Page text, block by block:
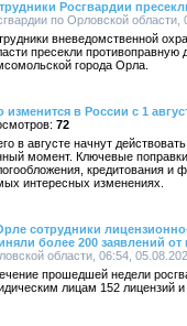
Росгвардии
по Орловской
вневедомственной
пресекли противоправную
города Орла.
изменится в России с 1
72
в августе начнут
момент. Ключевые
кредитования и
интересных изменениях.
сотрудники
более 200 заявлений от
области, 06:54,
прошедшей недели
лицам 152 лицензий